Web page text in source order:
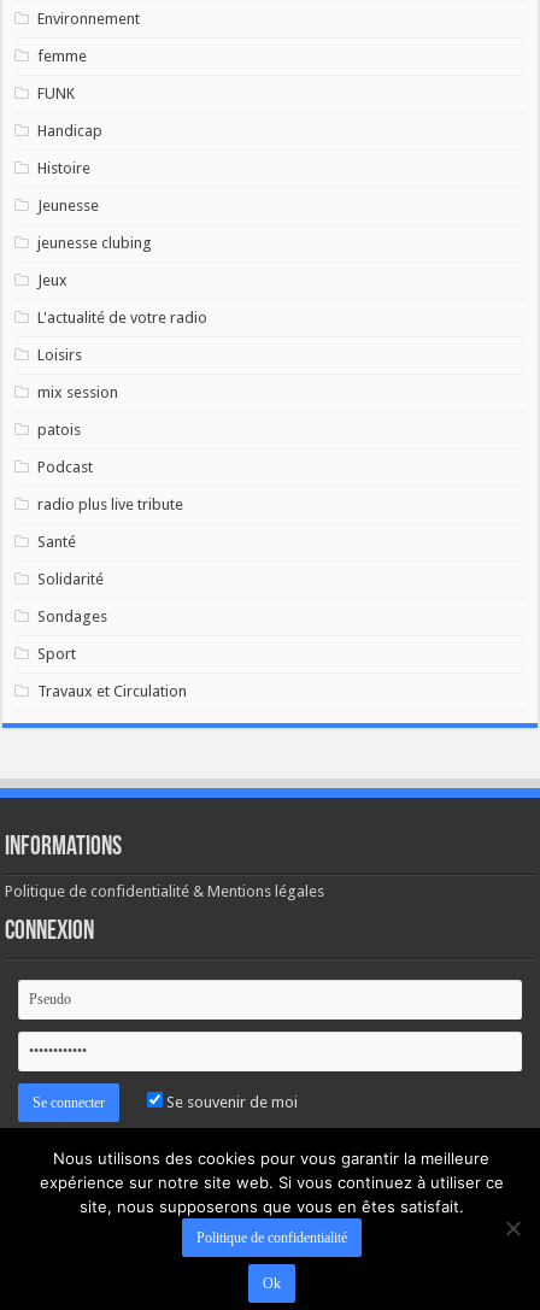
Environnement
femme
FUNK
Handicap
Histoire
Jeunesse
jeunesse clubing
Jeux
L'actualité de votre radio
Loisirs
mix session
patois
Podcast
radio plus live tribute
Santé
Solidarité
Sondages
Sport
Travaux et Circulation
Informations
Politique de confidentialité & Mentions légales
Connexion
Se souvenir de moi
Mot de passe oublié ?
Nous utilisons des cookies pour vous garantir la meilleure
expérience sur notre site web. Si vous continuez à utiliser ce
site, nous supposerons que vous en êtes satisfait.
Politique de confidentialité
Ok